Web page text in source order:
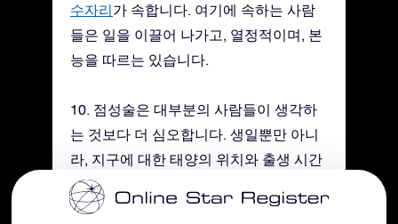
수자리가 속합니다. 여기에 속하는 사람
들은 일을 이끌어 나가고, 열정적이며, 본
능을 따르는 있습니다.
10. 점성술은 대부분의 사람들이 생각하
는 것보다 더 심오합니다. 생일뿐만 아니
라, 지구에 대한 태양의 위치와 출생 시간
또한 중요합니다.